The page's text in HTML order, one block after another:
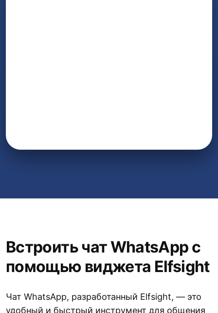
Встроить чат WhatsApp с
помощью виджета Elfsight
Чат WhatsApp, разработанный Elfsight, — это
удобный и быстрый инструмент для общения